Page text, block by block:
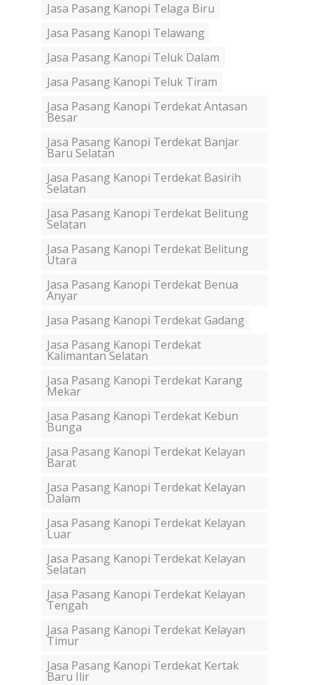
Jasa Pasang Kanopi Telaga Biru
Jasa Pasang Kanopi Telawang
Jasa Pasang Kanopi Teluk Dalam
Jasa Pasang Kanopi Teluk Tiram
Jasa Pasang Kanopi Terdekat Antasan
Besar
Jasa Pasang Kanopi Terdekat Banjar
Baru Selatan
Jasa Pasang Kanopi Terdekat Basirih
Selatan
Jasa Pasang Kanopi Terdekat Belitung
Selatan
Jasa Pasang Kanopi Terdekat Belitung
Utara
Jasa Pasang Kanopi Terdekat Benua
Anyar
Jasa Pasang Kanopi Terdekat Gadang
Jasa Pasang Kanopi Terdekat
Kalimantan Selatan
Jasa Pasang Kanopi Terdekat Karang
Mekar
Jasa Pasang Kanopi Terdekat Kebun
Bunga
Jasa Pasang Kanopi Terdekat Kelayan
Barat
Jasa Pasang Kanopi Terdekat Kelayan
Dalam
Jasa Pasang Kanopi Terdekat Kelayan
Luar
Jasa Pasang Kanopi Terdekat Kelayan
Selatan
Jasa Pasang Kanopi Terdekat Kelayan
Tengah
Jasa Pasang Kanopi Terdekat Kelayan
Timur
Jasa Pasang Kanopi Terdekat Kertak
Baru Ilir